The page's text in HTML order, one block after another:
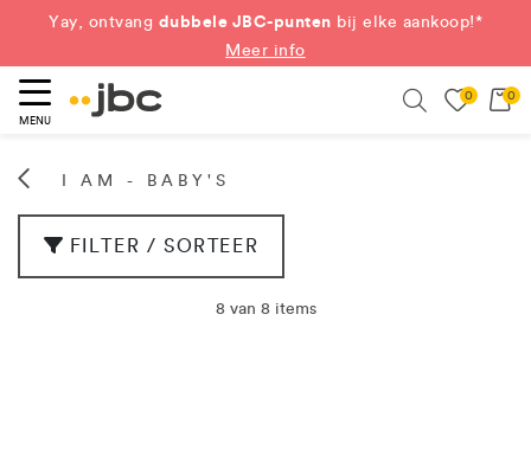
Yay, ontvang dubbele JBC-punten bij elke aankoop!*
Meer info
MENU
0 0
I AM - BABY'S
FILTER / SORTEER
8 van 8 items